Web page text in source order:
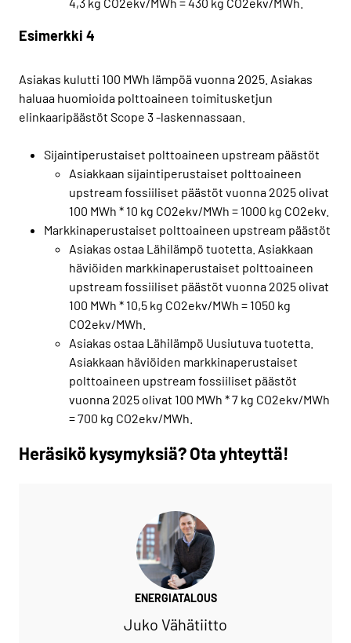
4,3 kg CO2ekv/MWh = 430 kg CO2ekv/MWh.
Esimerkki 4
Asiakas kulutti 100 MWh lämpöä vuonna 2025. Asiakas
haluaa huomioida polttoaineen toimitusketjun
elinkaaripäästöt Scope 3 -laskennassaan.
Sijaintiperustaiset polttoaineen upstream päästöt
Asiakkaan sijaintiperustaiset polttoaineen
upstream fossiiliset päästöt vuonna 2025 olivat
100 MWh * 10 kg CO2ekv/MWh = 1000 kg CO2ekv.
Markkinaperustaiset polttoaineen upstream päästöt
Asiakas ostaa Lähilämpö tuotetta. Asiakkaan
häviöiden markkinaperustaiset polttoaineen
upstream fossiiliset päästöt vuonna 2025 olivat
100 MWh * 10,5 kg CO2ekv/MWh = 1050 kg
CO2ekv/MWh.
Asiakas ostaa Lähilämpö Uusiutuva tuotetta.
Asiakkaan häviöiden markkinaperustaiset
polttoaineen upstream fossiiliset päästöt
vuonna 2025 olivat 100 MWh * 7 kg CO2ekv/MWh
= 700 kg CO2ekv/MWh.
Heräsikö kysymyksiä? Ota yhteyttä!
ENERGIATALOUS
Juko Vähätiitto